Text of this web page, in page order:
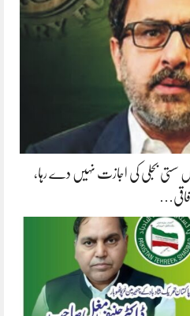
بجلی کی اجازت نہیں دے رہا،